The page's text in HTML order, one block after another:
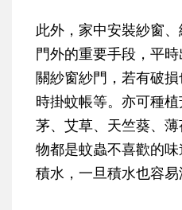
此外，家中安裝紗窗
門外的重要手段，平
關紗窗紗門，若有破
時掛蚊帳等。亦可種
茅、艾草、天竺葵、
物都是蚊蟲不喜歡的
積水，一旦積水也容易